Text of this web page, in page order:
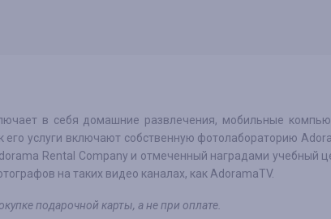
в себя домашние развлечения, мобильные
услуги включают собственную фотолабораторию
Rental Company и отмеченный наградами учебный
на таких видео каналах, как AdoramaTV.
подарочной карты, а не при оплате.